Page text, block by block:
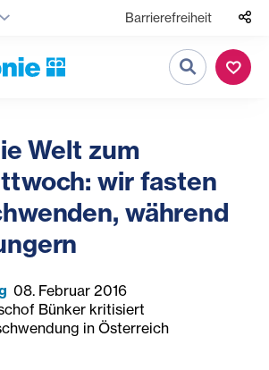
Barrierefreiheit
Suche
Welt zum
wir fasten
während
08. Februar 2016
Bünker kritisiert
in Österreich